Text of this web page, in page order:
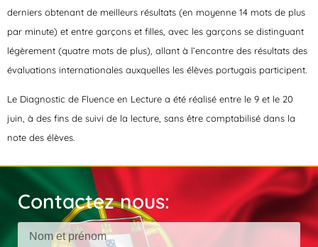
derniers obtenant de meilleurs résultats (en moyenne 14 mots de plus
par minute) et entre garçons et filles, avec les garçons se distinguant
légèrement (quatre mots de plus), allant à l’encontre des résultats des
évaluations internationales auxquelles les élèves portugais participent.
Le Diagnostic de Fluence en Lecture a été réalisé entre le 9 et le 20
juin, à des fins de suivi de la lecture, sans être comptabilisé dans la
note des élèves.
Contactez nous: